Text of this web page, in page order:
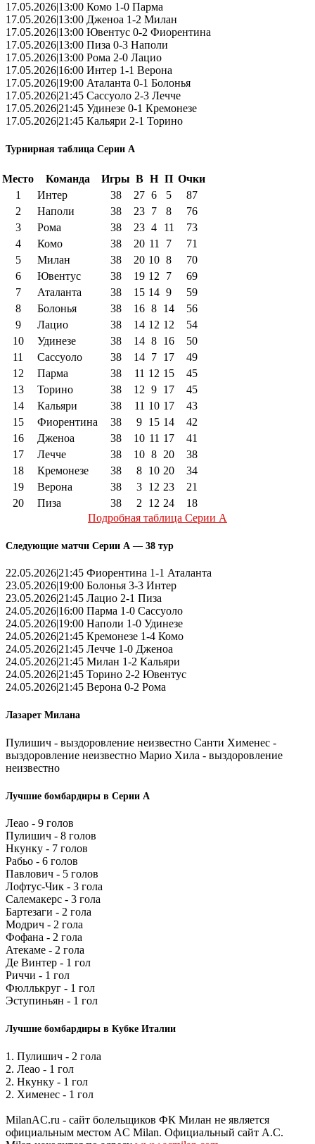
17.05.2026|13:00 Комо 1-0 Парма
17.05.2026|13:00 Дженоа 1-2 Милан
17.05.2026|13:00 Ювентус 0-2 Фиорентина
17.05.2026|13:00 Пиза 0-3 Наполи
17.05.2026|13:00 Рома 2-0 Лацио
17.05.2026|16:00 Интер 1-1 Верона
17.05.2026|19:00 Аталанта 0-1 Болонья
17.05.2026|21:45 Сассуоло 2-3 Лечче
17.05.2026|21:45 Удинезе 0-1 Кремонезе
17.05.2026|21:45 Кальяри 2-1 Торино
Турнирная таблица Серии А
Место Команда Игры В Н П Очки
1
Интер 38 27 6 5
87
2
Наполи 38 23 7 8
76
3
Рома 38 23 4 11
73
4
Комо 38 20 11 7
71
5
Милан 38 20 10 8
70
6
Ювентус 38 19 12 7
69
7
Аталанта 38 15 14 9
59
8
Болонья 38 16 8 14
56
9
Лацио 38 14 12 12
54
10
Удинезе 38 14 8 16
50
11
Сассуоло 38 14 7 17
49
12
Парма 38 11 12 15
45
13
Торино 38 12 9 17
45
14
Кальяри 38 11 10 17
43
15
Фиорентина 38 9 15 14
42
16
Дженоа 38 10 11 17
41
17
Лечче 38 10 8 20
38
18
Кремонезе 38 8 10 20
34
19
Верона 38 3 12 23
21
20
Пиза 38 2 12 24
18
Подробная таблица Серии А
Следующие матчи Серии А — 38 тур
22.05.2026|21:45 Фиорентина 1-1 Аталанта
23.05.2026|19:00 Болонья 3-3 Интер
23.05.2026|21:45 Лацио 2-1 Пиза
24.05.2026|16:00 Парма 1-0 Сассуоло
24.05.2026|19:00 Наполи 1-0 Удинезе
24.05.2026|21:45 Кремонезе 1-4 Комо
24.05.2026|21:45 Лечче 1-0 Дженоа
24.05.2026|21:45 Милан 1-2 Кальяри
24.05.2026|21:45 Торино 2-2 Ювентус
24.05.2026|21:45 Верона 0-2 Рома
Лазарет Милана
Пулишич - выздоровление неизвестно Санти Хименес -
выздоровление неизвестно Марио Хила - выздоровление
неизвестно
Лучшие бомбардиры в Серии А
Леао - 9 голов
Пулишич - 8 голов
Нкунку - 7 голов
Рабьо - 6 голов
Павлович - 5 голов
Лофтус-Чик - 3 гола
Салемакерс - 3 гола
Бартезаги - 2 гола
Модрич - 2 гола
Фофана - 2 гола
Атекаме - 2 гола
Де Винтер - 1 гол
Риччи - 1 гол
Фюллькруг - 1 гол
Эступиньян - 1 гол
Лучшие бомбардиры в Кубке Италии
1. Пулишич - 2 гола
2. Леао - 1 гол
2. Нкунку - 1 гол
2. Хименес - 1 гол
MilanAC.ru - сайт болельщиков ФК Милан не является
официальным местом AC Milan. Официальный сайт A.C.